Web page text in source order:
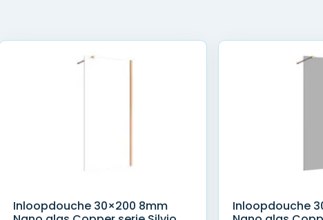
Inloopdouche 30×200 8mm
Inloopdouche